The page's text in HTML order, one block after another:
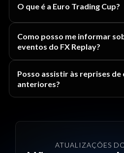
O que é a Euro Trading Cup?
Como posso me informar
eventos do FX Replay?
Posso assistir às reprises de
anteriores?
ATUALIZAÇÕES